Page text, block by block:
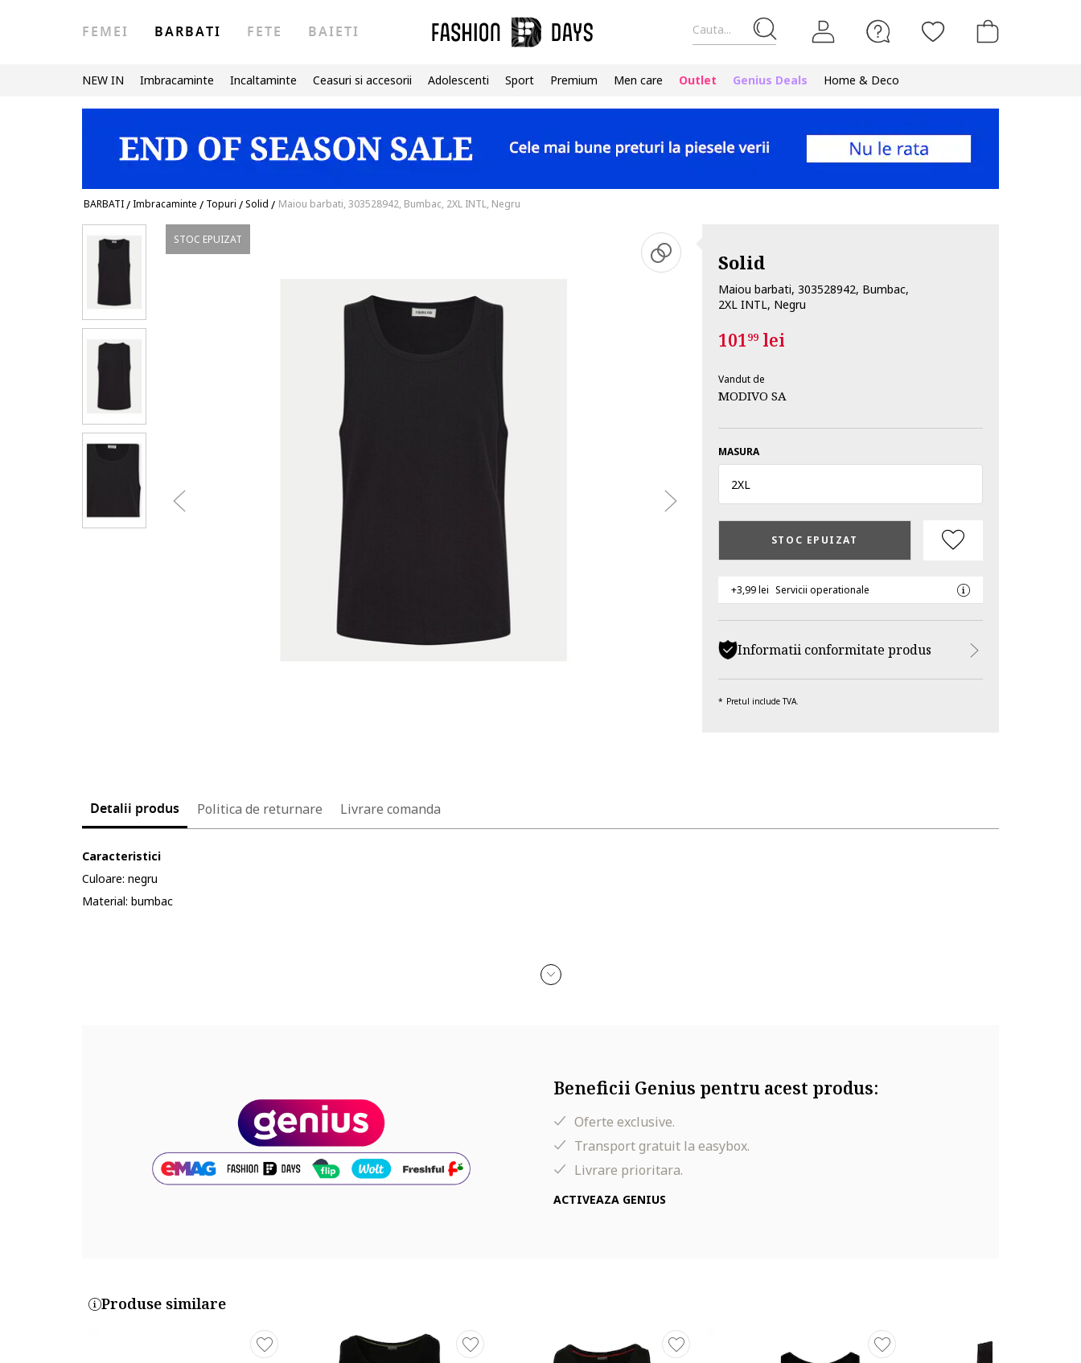
Cauta...
FEMEI BARBATI FETE BAIETI
NEW IN Imbracaminte Incaltaminte Ceasuri si accesorii Adolescenti Sport Premium Men care Outlet Genius Deals Home & Deco
BARBATI/Imbracaminte / Topuri /Solid / Maiou barbati, 303528942, Bumbac, 2XL INTL, Negru
STOC EPUIZAT
Solid
Maiou barbati, 303528942, Bumbac,
2XL INTL, Negru
10199lei
Vandut de
MODIVO SA
MASURA
2XL
STOC EPUIZAT
+3,99 lei Servicii operationale
Informatii conformitate produs
Pretul include TVA.
Detalii produs Politica de returnare Livrare comanda
Caracteristici
Culoare: negru
Material: bumbac
Beneficii Genius pentru acest produs:
Oferte exclusive.
Transport gratuit la easybox.
Livrare prioritara.
ACTIVEAZA GENIUS
Produse similare